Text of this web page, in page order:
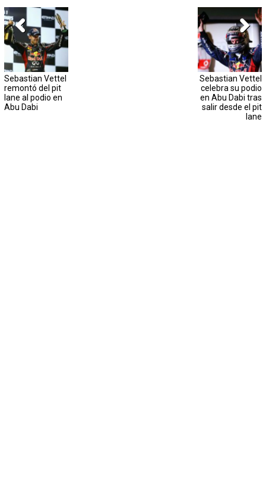
Sebastian Vettel
remontó del pit
lane al podio en
Abu Dabi
Sebastian Vettel
celebra su podio
en Abu Dabi tras
salir desde el pit
lane